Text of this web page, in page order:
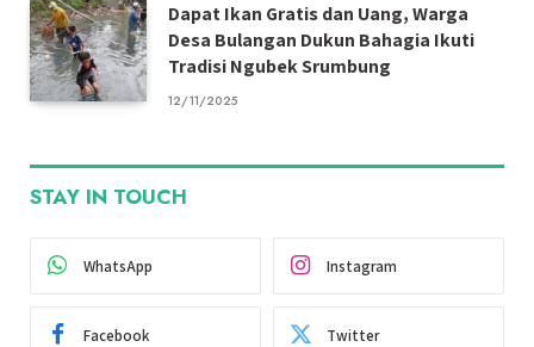
Dapat Ikan Gratis dan Uang, Warga
Desa Bulangan Dukun Bahagia Ikuti
Tradisi Ngubek Srumbung
12/11/2025
STAY IN TOUCH
WhatsApp Instagram
Facebook Twitter